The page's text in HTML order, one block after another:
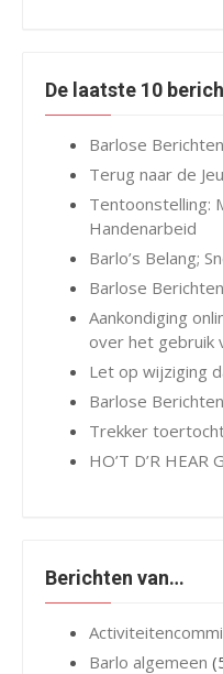
De laatste 10
Barlose
Terug naar de
Tentoonstelling:
Handenarbeid
Barlo’s Belang;
Barlose
Aankondiging
over het gebruik
Let op wijziging
Barlose
Trekker
HO’T D’R HEAR
Berichten van…
Barlo algemeen